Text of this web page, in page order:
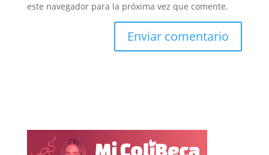
este navegador para la próxima vez que comente.